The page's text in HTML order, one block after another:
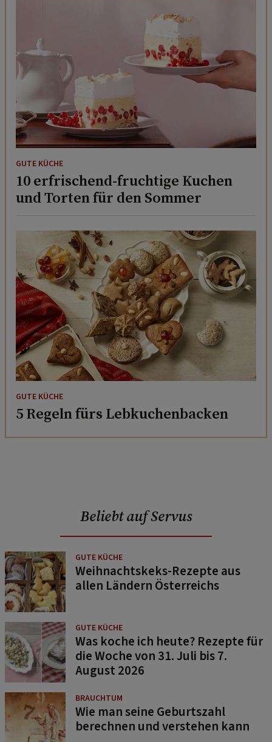
GUTE KÜCHE
10 erfrischend-fruchtige Kuchen
und Torten für den Sommer
GUTE KÜCHE
5 Regeln fürs Lebkuchenbacken
Beliebt auf Servus
GUTE KÜCHE
Weihnachtskeks-Rezepte aus
allen Ländern Österreichs
GUTE KÜCHE
Was koche ich heute? Rezepte für
die Woche von 31. Juli bis 7.
August 2026
BRAUCHTUM
Wie man seine Geburtszahl
berechnen und verstehen kann